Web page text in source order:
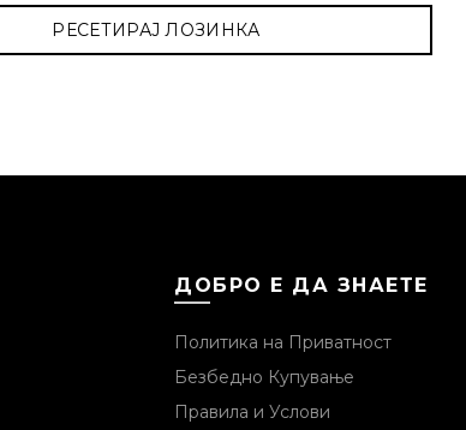
РЕСЕТИРАЈ ЛОЗИНКА
ДОБРО Е ДА ЗНАЕТЕ
Политика на Приватност
Безбедно Купување
Правила и Услови